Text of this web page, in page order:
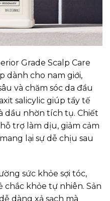
Grade Scalp Care
dành cho nam giới,
và chăm sóc da đầu
salicylic giúp tẩy tế
dầu nhờn tích tụ. Chiết
trợ làm dịu, giảm cảm
lại sự dễ chịu sau
sức khỏe sợi tóc,
khỏe tự nhiên. Sản
dàng xả sạch mà